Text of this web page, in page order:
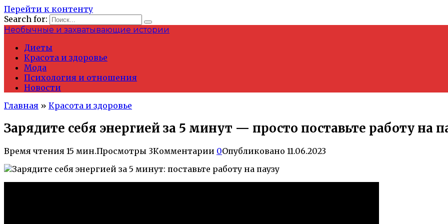
Перейти к контенту
Search for:
Необычные и захватывающие истории
Диеты
Красота и здоровье
Мода
Психология и отношения
Новости
Главная » Красота и здоровье
Зарядите себя энергией за 5 минут — просто поставьте работу на
Время чтения 15 мин.Просмотры 3Комментарии 0Опубликовано 11.06.2023